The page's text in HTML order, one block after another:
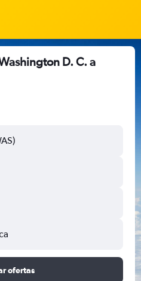
D. C. a
ofertas